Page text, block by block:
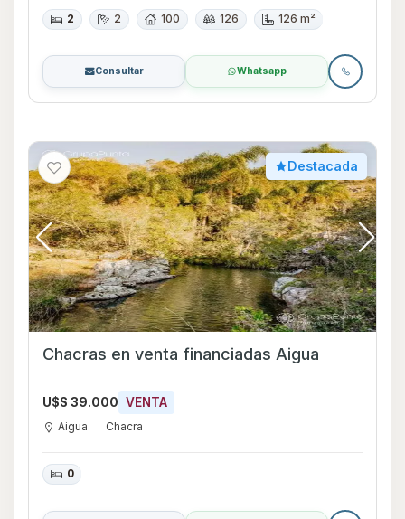
2 2 100 126 126 m²
Consultar Whatsapp
Destacada
Chacras en venta financiadas Aigua
U$S 39.000 VENTA
Aigua Chacra
0